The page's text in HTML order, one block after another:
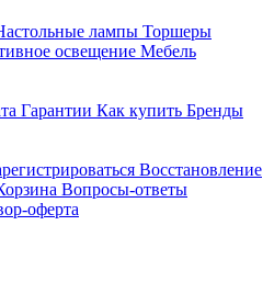
лампы Торшеры
освещение Мебель
Гарантии Как купить Бренды
Восстановление
Вопросы-ответы
оферта